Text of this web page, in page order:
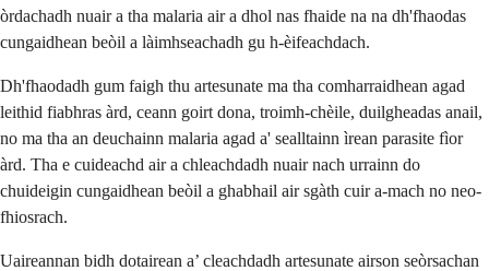
òrdachadh nuair a tha malaria air a dhol nas fhaide na na dh'fhaodas
cungaidhean beòil a làimhseachadh gu h-èifeachdach.
Dh'fhaodadh gum faigh thu artesunate ma tha comharraidhean agad
leithid fiabhras àrd, ceann goirt dona, troimh-chèile, duilgheadas anail,
no ma tha an deuchainn malaria agad a' sealltainn ìrean parasite fìor
àrd. Tha e cuideachd air a chleachdadh nuair nach urrainn do
chuideigin cungaidhean beòil a ghabhail air sgàth cuir a-mach no neo-
fhiosrach.
Uaireannan bidh dotairean a’ cleachdadh artesunate airson seòrsachan